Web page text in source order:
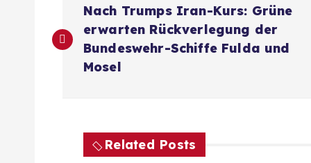
e
Nach Trumps Iran-Kurs: Grüne
erwarten Rückverlegung der
Bundeswehr-Schiffe Fulda und
Mosel
Related Posts